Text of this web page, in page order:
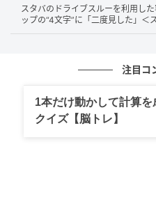
を食べきれないかもしれ
温かく寄り添う彼氏のほ
優しさが伝わってきます
プルは結局4個のドーナツ
そして、この会話を耳に
スタバのドライブスルーを利用し
ップの“4文字”に「二度見した」＜
注目コ
1本だけ動かして計算
クイズ【脳トレ】